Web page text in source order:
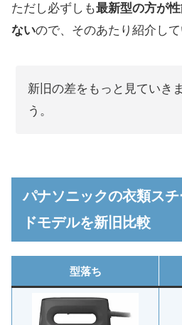
ただし必ずしも最新型の方が
ないので、そのあたり紹介して
新旧の差をもっと見ていき
う。
パナソニックの衣類ス
ドモデルを新旧比較
型落ち